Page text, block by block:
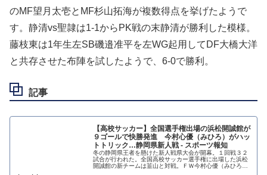
のMF望月太壱とMF杉山拓海が複数得点を挙げたようで
す。静清vs聖隷は1-1からPK戦の末静清が勝利した模様。
藤枝東は1年生左SB磯邉准平を左WG起用してDF大橋大洋
と共存させた布陣を試したようで、6-0で勝利。
記事
【高校サッカー】全国選手権出場の浜松開誠館が
９ゴールで快勝発進 今村心優（みひろ）がハッ
トトリック…静岡県新人戦 - スポーツ報知
冬の静岡県王者を懸けた新人戦県大会が開幕。１回戦３２
試合が行われた。全国高校サッカー選手権に出場した浜松
開誠館の新チームは韮山と対戦。ＦＷ今村心優（みひろ、